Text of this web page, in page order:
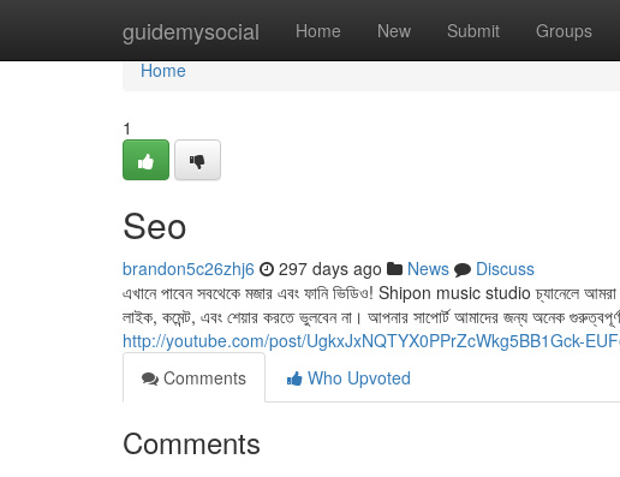
guidemysocial Home New Submit Groups
Home
Home
1
Seo
brandon5c26zhj6 297 days ago News
Discuss
এখানে পাবেন সবথেকে মজার এবং ফানি ভিডিও! Shipon music studio চ্যানেলে আমরা
লাইক, কমেন্ট, এবং শেয়ার করতে ভুলবেন না। আপনার সাপোর্ট আমাদের জন্য অনেক
http://youtube.com/post/UgkxJxNQTYX0PPrZcWkg5BB1Gck-
Comments
Who Upvoted
Comments